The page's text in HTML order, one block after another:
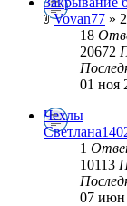
Vovan77 »
18
20672
01 ноя
Чехлы
1
10113
07 июн